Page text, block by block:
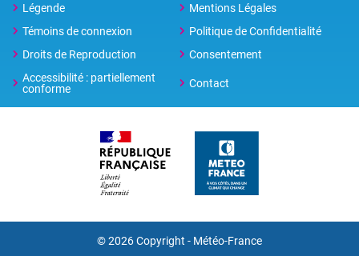
Légende
Mentions Légales
Témoins de connexion
Politique de Confidentialité
Droits de Reproduction
Consentement
Accessibilité : partiellement
conforme
Contact
© 2026 Copyright - Météo-France